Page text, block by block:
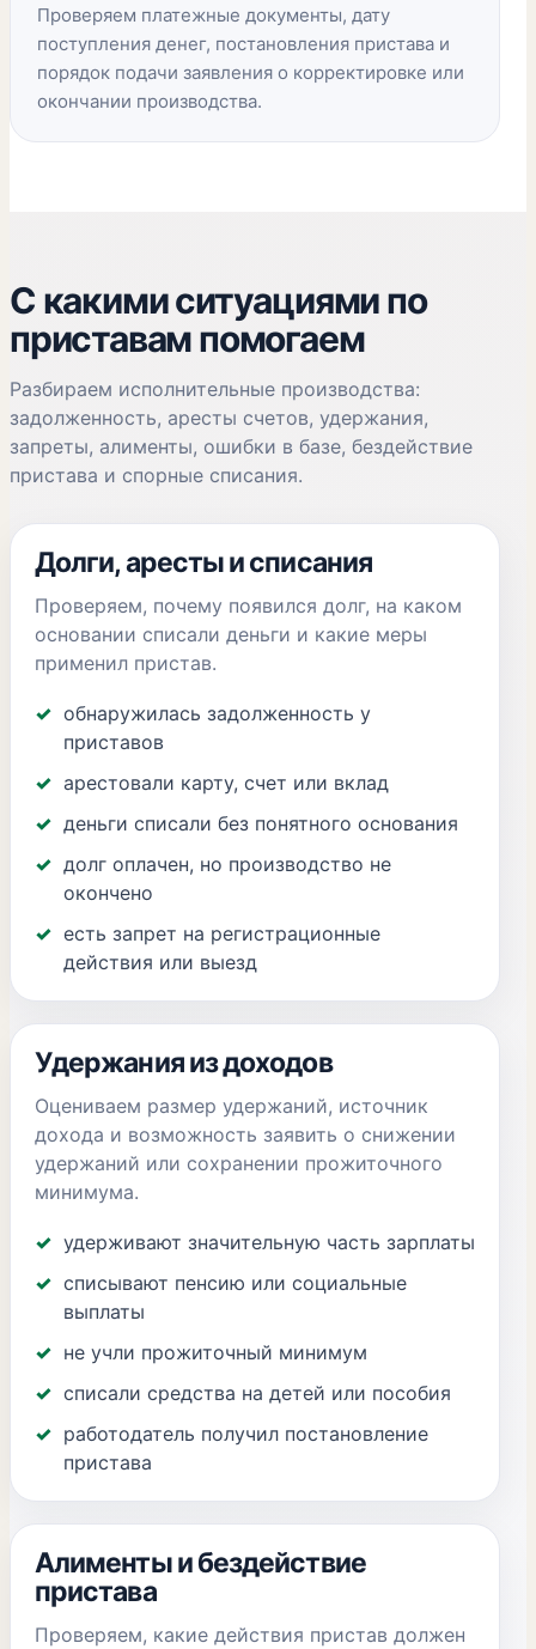
Проверяем платежные документы, дату
поступления денег, постановления пристава и
порядок подачи заявления о корректировке или
окончании производства.
С какими ситуациями по
приставам помогаем
Разбираем исполнительные производства:
задолженность, аресты счетов, удержания,
запреты, алименты, ошибки в базе, бездействие
пристава и спорные списания.
Долги, аресты и списания
Проверяем, почему появился долг, на каком
основании списали деньги и какие меры
применил пристав.
обнаружилась задолженность у
приставов
арестовали карту, счет или вклад
деньги списали без понятного основания
долг оплачен, но производство не
окончено
есть запрет на регистрационные
действия или выезд
Удержания из доходов
Оцениваем размер удержаний, источник
дохода и возможность заявить о снижении
удержаний или сохранении прожиточного
минимума.
удерживают значительную часть зарплаты
списывают пенсию или социальные
выплаты
не учли прожиточный минимум
списали средства на детей или пособия
работодатель получил постановление
пристава
Алименты и бездействие
пристава
Проверяем, какие действия пристав должен